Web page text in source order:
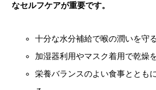
なセルフケアが重要です。
十分な水分補給で喉の潤いを守
加湿器利用やマスク着用で乾燥
栄養バランスのよい食事ととも